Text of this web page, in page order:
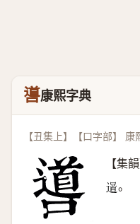
噵康熙字典
【丑集上】【口字部】
【集
𨗓 。